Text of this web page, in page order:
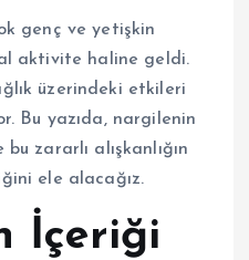
genç ve yetişkin
aktivite haline geldi.
üzerindeki etkileri
Bu yazıda, nargilenin
zararlı alışkanlığın
ele alacağız.
İçeriği